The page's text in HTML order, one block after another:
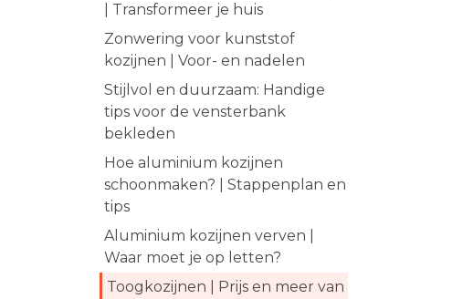
| Transformeer je huis
Zonwering voor kunststof
kozijnen | Voor- en nadelen
Stijlvol en duurzaam: Handige
tips voor de vensterbank
bekleden
Hoe aluminium kozijnen
schoonmaken? | Stappenplan en
tips
Aluminium kozijnen verven |
Waar moet je op letten?
Toogkozijnen | Prijs en meer van